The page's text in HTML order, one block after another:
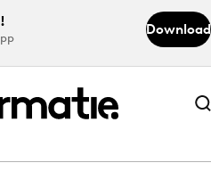
Download
Abonneer nu
Abonneer nu